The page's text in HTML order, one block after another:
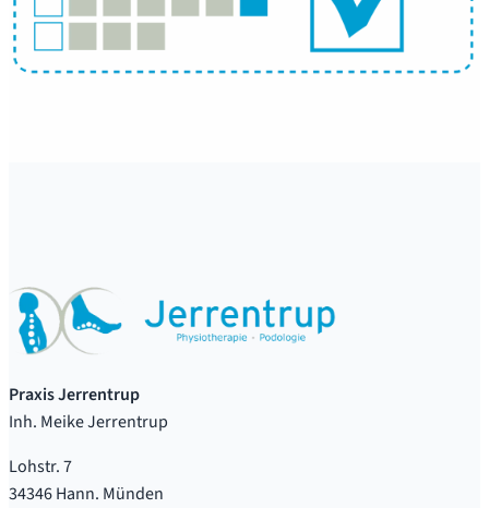
Praxis Jerrentrup
Inh. Meike Jerrentrup
Lohstr. 7
34346 Hann. Münden